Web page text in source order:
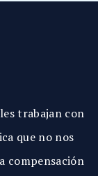
trabajan con
que no nos
compensación